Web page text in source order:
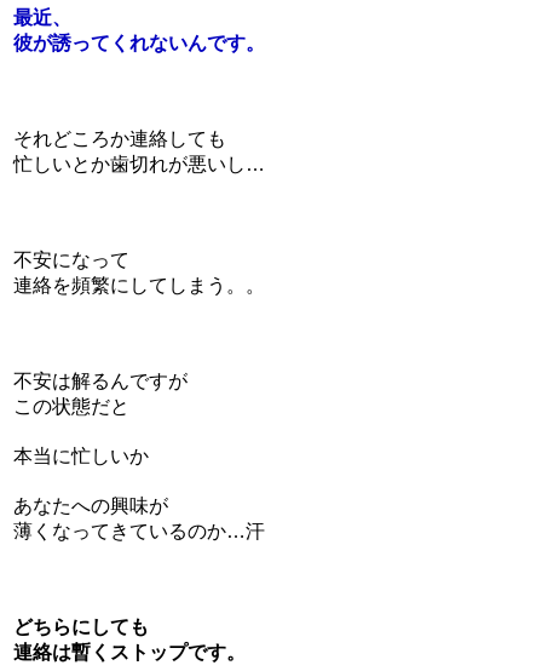
最近、
彼が誘ってくれないんです。
それどころか連絡しても
忙しいとか歯切れが悪いし…
不安になって
連絡を頻繁にしてしまう。。
不安は解るんですが
この状態だと
本当に忙しいか
あなたへの興味が
薄くなってきているのか…汗
どちらにしても
連絡は暫くストップです。